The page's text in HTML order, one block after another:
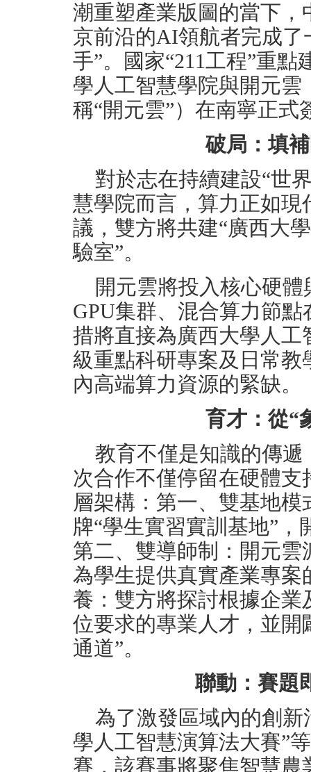
潮重塑產業版圖的當下
京前沿的AI領航者完成了
手”。國家“211工程”重
學人工智慧學院與開元
稱“開元雲”）在南寧正
破局：填
對於志在持續建設“世
慧學院而言，算力正如現
議，雙方將共建“廣西大
驗室”。
開元雲將投入核心硬
GPU集群、混合算力節
措將直接為廣西大學人
級重點科研專案及日常教
內高端算力資源的緊缺。
育才：從“
教育不僅是知識的傳
次合作不僅停留在硬體
層架構：第一、雙基地
牌“學生實習實訓基地”，
第二、雙導師制：開元
為學生提供真實產業專
養：雙方將探討根據企
位要求的專業人才，並開
通道”。
聯動：賽題
為了激發區域內的創
學人工智慧演算法大賽”
賽，該賽事將聚焦智慧